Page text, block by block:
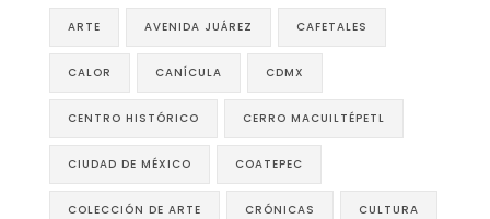
ARTE AVENIDA JUÁREZ CAFETALES
CALOR CANÍCULA CDMX
CENTRO HISTÓRICO CERRO MACUILTÉPETL
CIUDAD DE MÉXICO COATEPEC
COLECCIÓN DE ARTE CRÓNICAS CULTURA